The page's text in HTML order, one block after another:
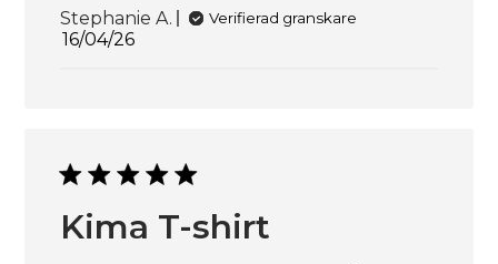
Stephanie A.
Verifierad granskare
Publiceringsdatum
16/04/26
Kima T-shirt